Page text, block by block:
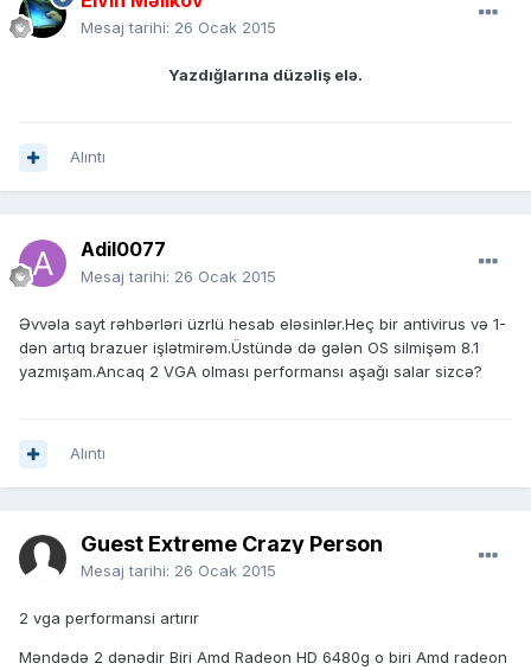
Mesaj tarihi: 26 Ocak 2015
Yazdığlarına düzəliş elə.
Alıntı
Adil0077
Mesaj tarihi: 26 Ocak 2015
Əvvəla sayt rəhbərləri üzrlü hesab eləsinlər.Heç bir antivirus və 1-
dən artıq brazuer işlətmirəm.Üstündə də gələn OS silmişəm 8.1
yazmışam.Ancaq 2 VGA olması performansı aşağı salar sizcə?
Alıntı
Guest Extreme Crazy Person
Mesaj tarihi: 26 Ocak 2015
2 vga performansi artırır
Məndədə 2 dənədir Biri Amd Radeon HD 6480g o biri Amd radeon